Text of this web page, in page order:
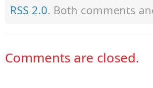
RSS 2.0. Both comments
Comments are closed.